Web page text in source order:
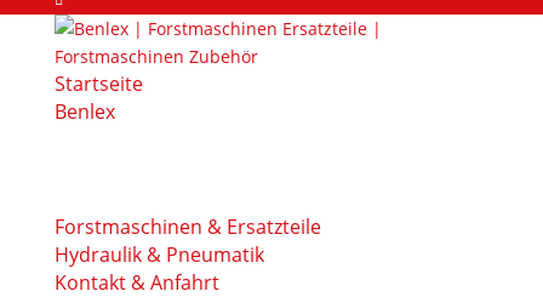
Startseite
Benlex
Forstmaschinen & Ersatzteile
Hydraulik & Pneumatik
Kontakt & Anfahrt